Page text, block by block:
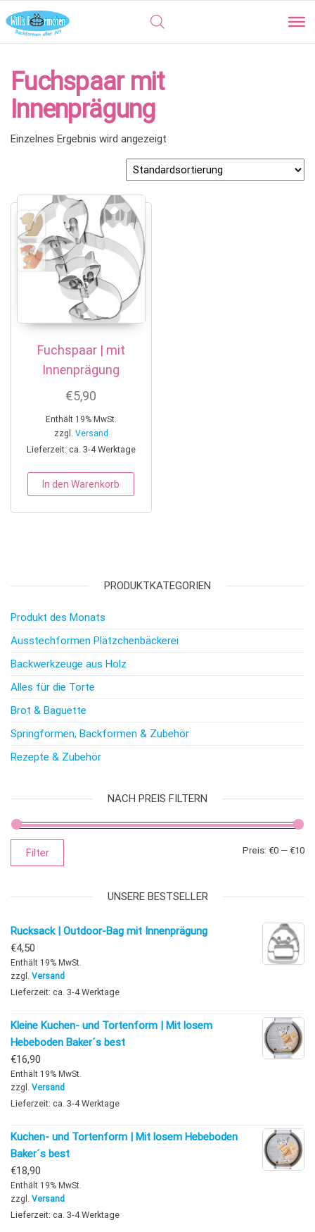
Fuchspaar mit
Innenprägung
Einzelnes Ergebnis wird angezeigt
Fuchspaar | mit
Innenprägung
€5,90
Enthält 19% MwSt.
zzgl. Versand
Lieferzeit: ca. 3-4 Werktage
In den Warenkorb
PRODUKTKATEGORIEN
Produkt des Monats
Ausstechformen Plätzchenbäckerei
Backwerkzeuge aus Holz
Alles für die Torte
Brot & Baguette
Springformen, Backformen & Zubehör
Rezepte & Zubehör
NACH PREIS FILTERN
Filter Preis: €0 — €10
UNSERE BESTSELLER
Rucksack | Outdoor-Bag mit Innenprägung
€4,50
Enthält 19% MwSt.
zzgl. Versand
Lieferzeit: ca. 3-4 Werktage
Kleine Kuchen- und Tortenform | Mit losem
Hebeboden Baker´s best
€16,90
Enthält 19% MwSt.
zzgl. Versand
Lieferzeit: ca. 3-4 Werktage
Kuchen- und Tortenform | Mit losem Hebeboden
Baker´s best
€18,90
Enthält 19% MwSt.
zzgl. Versand
Lieferzeit: ca. 3-4 Werktage